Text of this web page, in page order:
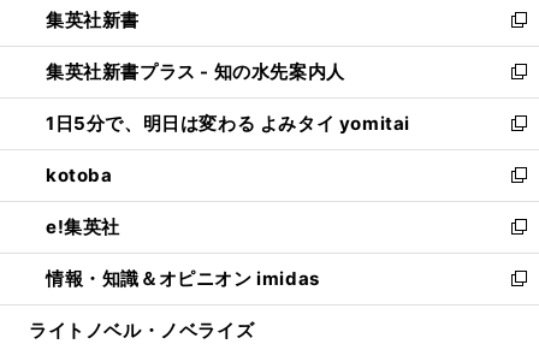
く
で
開
く
ィ
ン
ド
ウ
で
開
く
い
ウ
ィ
ン
ド
ウ
で
開
く
集英社新書
新
し
い
ウ
ィ
ン
ド
ウ
で
開
く
集英社新書プラス - 知の水先案内人
新
し
い
ウ
ィ
ン
ド
ウ
で
開
1日5分で、明日は変わる よみタイ yomitai
新
し
い
ウ
ィ
ン
ド
ウ
kotoba
新
し
い
ウ
ィ
ン
e!集英社
新
し
い
ウ
情報・知識＆オピニオン imidas
新
し
ライトノベル・ノベライズ